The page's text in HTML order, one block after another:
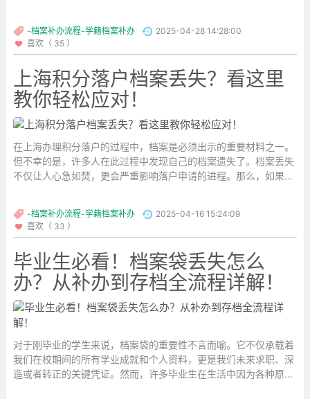
-档案补办流程-学籍档案补办
2025-04-28 14:28:00
喜欢（ 35 ）
上海积分落户档案丢失？看这里
教你轻松应对！
在上海办理积分落户的过程中，档案是必须出示的重要材料之一。
但不幸的是，许多人在此过程中发现自己的档案遗失了。档案丢失
不仅让人心急如焚，更会严重影响落户申请的进程。那么，如果在
-档案补办流程-学籍档案补办
2025-04-16 15:24:09
喜欢（ 33 ）
毕业生必看！档案袋丢失怎么
办？从补办到存档全流程详解！
对于刚毕业的学生来说，档案袋的重要性不言而喻。它不仅承载着
我们在校期间的所有学业成就和个人资料，更是我们未来求职、深
造或者转正的关键凭证。然而，许多毕业生在生活中因为各种原因